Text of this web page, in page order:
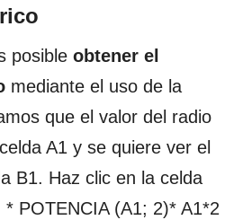
posible obtener el
mediante el uso de la
que el valor del radio
A1 y se quiere ver el
B1. Haz clic en la celda
POTENCIA (A1; 2)* A1*2